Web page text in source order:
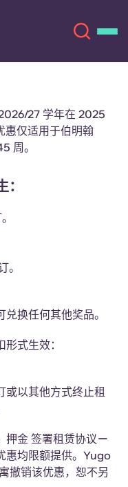
Español
Deutsch
27 学年在 2025
惠仅适用于伯明翰
周。
：
。
换任何其他奖品。
式生效：
或以其他方式终止租
押金 签署租赁协议－
惠均限额提供。Yugo
撤销该优惠，恕不另